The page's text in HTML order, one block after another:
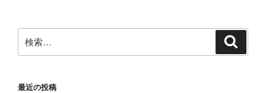
シ
ョ
索:
最近の投稿